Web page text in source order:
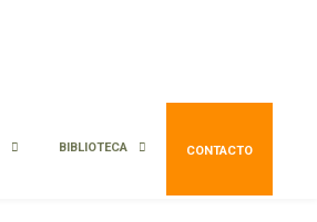
BIBLIOTECA CONTACTO